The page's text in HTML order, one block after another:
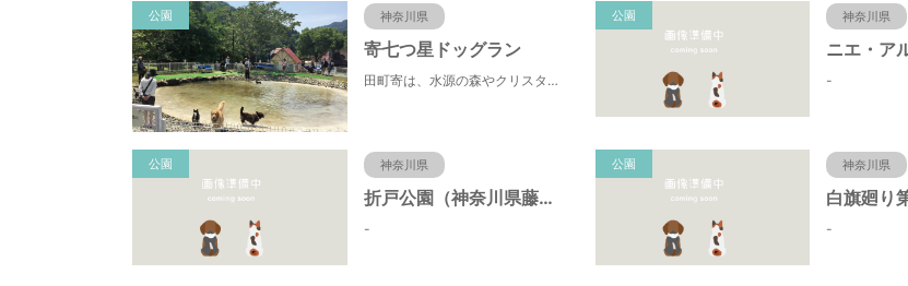
公園 神奈川県
寄七つ星ドッグラン
田町寄は、水源の森やクリスタルな清流 、 満天の星空などの豊かな自然に包まれ、 食や農、芸術の魅力あふれる川の里です。 ドッグランエリアを中心とした『やどりき七つ星ヴィレッジ』を ゆっくりお楽しみください。
公園 神奈川県
-
公園 神奈川県
折戸公園（神奈川県藤沢市）
-
公園 神奈川県
-